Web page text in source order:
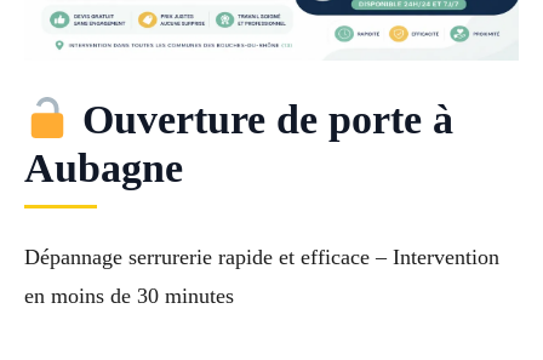
Ouverture de porte à
Aubagne
Dépannage serrurerie rapide et efficace – Intervention
en moins de 30 minutes